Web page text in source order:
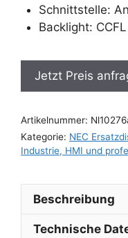
Schnittstelle:
Backlight:
Jetzt Preis
Artikelnummer:
Kategorie: NEC
Industrie, HMI und
Beschreibung
Technische